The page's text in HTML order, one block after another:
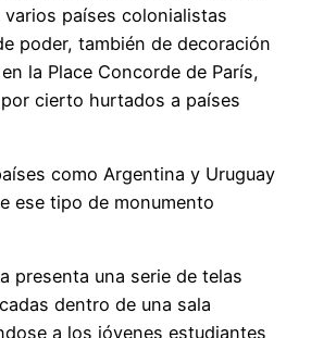
países colonialistas
poder, también de decoración
la Place Concorde de París,
cierto hurtados a países
como Argentina y Uruguay
ese tipo de monumento
presenta una serie de telas
dentro de una sala
a los jóvenes estudiantes